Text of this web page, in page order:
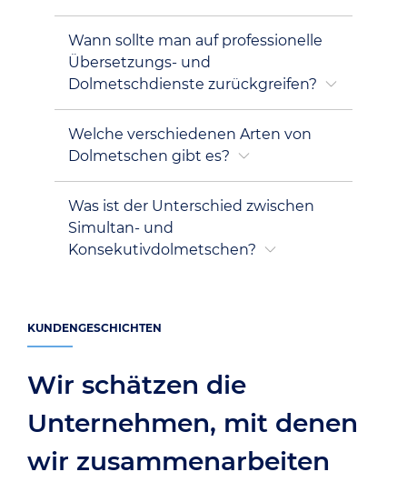
Wann sollte man auf professionelle
Übersetzungs- und
Dolmetschdienste zurückgreifen?
Welche verschiedenen Arten von
Dolmetschen gibt es?
Was ist der Unterschied zwischen
Simultan- und
Konsekutivdolmetschen?
KUNDENGESCHICHTEN
Wir schätzen die
Unternehmen, mit denen
wir zusammenarbeiten